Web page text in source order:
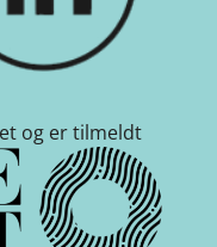
og er tilmeldt